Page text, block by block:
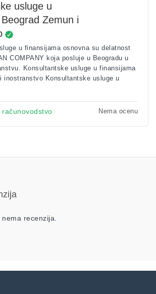
usluge u
Zemun i
u finansijama osnovna su delatnost
COMPANY koja posluje u Beogradu u
Konsultantske usluge u finansijama
inostranstvo Konsultantske usluge u
Nema ocenu
nema recenzija.